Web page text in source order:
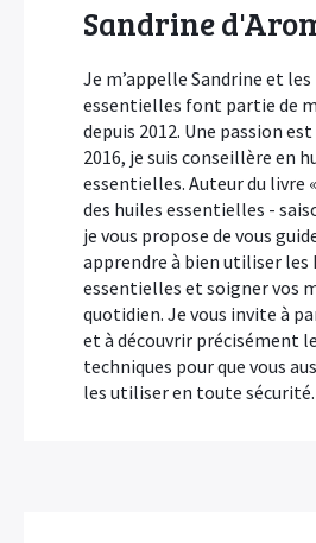
Sandrine
Je m’appelle Sandrine et
essentielles font partie de
depuis 2012. Une passion
2016, je suis conseillère en
essentielles. Auteur du livre
des huiles essentielles -
je vous propose de vous
apprendre à bien utiliser les
essentielles et soigner vos
quotidien. Je vous invite à
et à découvrir précisément
techniques pour que vous
les utiliser en toute sécurité.